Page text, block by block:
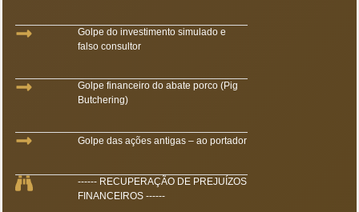
Golpe do investimento simulado e
falso consultor
Golpe financeiro do abate porco (Pig
Butchering)
Golpe das ações antigas – ao portador
------ RECUPERAÇÃO DE PREJUÍZOS
FINANCEIROS ------